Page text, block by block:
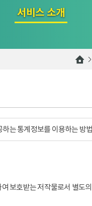
서비스 소개
는 통계정보를 이용하는 방
보호받는 저작물로서 별도